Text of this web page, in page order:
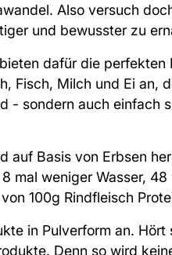
. Also versuch
und bewusster zu
dafür die
Fisch, Milch und Ei an,
- sondern auch einfach
auf Basis von Erbsen
mal weniger Wasser, 48
100g Rindfleisch
in Pulverform an.
Denn so wird